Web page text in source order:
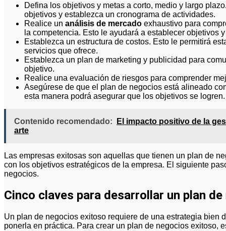
Defina los objetivos y metas a corto, medio y largo
objetivos y establezca un cronograma de actividades.
Realice un análisis de mercado exhaustivo para
la competencia. Esto le ayudará a establecer objetivos
Establezca un estructura de costos. Esto le permitirá
servicios que ofrece.
Establezca un plan de marketing y publicidad para
objetivo.
Realice una evaluación de riesgos para comprender
Asegúrese de que el plan de negocios está alineado
esta manera podrá asegurar que los objetivos se logren.
Contenido recomendado:
El impacto positivo de la
arte
Las empresas exitosas son aquellas que tienen un plan de
con los objetivos estratégicos de la empresa. El siguiente
negocios.
Cinco claves para desarrollar un plan
Un plan de negocios exitoso requiere de una estrategia bien
ponerla en práctica. Para crear un plan de negocios exitoso,